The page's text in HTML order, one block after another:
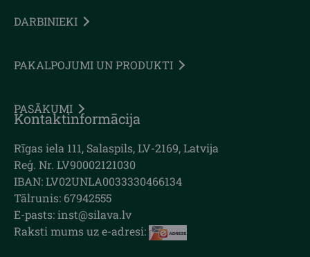
DARBINIEKI
PAKALPOJUMI UN PRODUKTI
PASĀKUMI
Kontaktinformācija
Rīgas iela 111, Salaspils, LV-2169, Latvija
Reģ. Nr. LV90002121030
IBAN: LV02UNLA0033330466134
Tālrunis: 67942555
E-pasts: inst@silava.lv
Raksti mums uz e-adresi: